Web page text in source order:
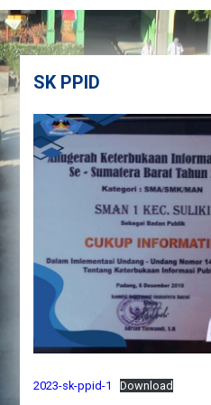
SK PPID
2023-sk-ppid-1 Download